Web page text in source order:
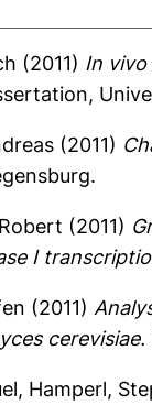
(2011) In
(2011)
(2011)
I
(2011)
cerevisiae.
, Hamperl,